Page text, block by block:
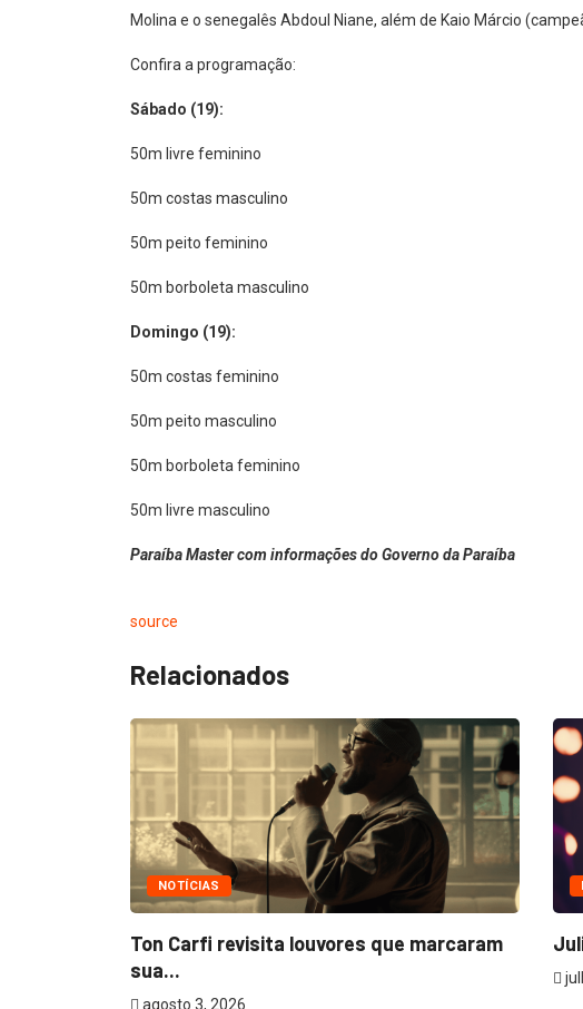
Molina e o senegalês Abdoul Niane, além de Kaio Márcio
Confira a programação:
Sábado (19):
50m livre feminino
50m costas masculino
50m peito feminino
50m borboleta masculino
Domingo (19):
50m costas feminino
50m peito masculino
50m borboleta feminino
50m livre masculino
Paraíba Master com informações do Governo da Paraíba
source
Relacionados
NOTÍCIAS
Ton Carfi revisita louvores que marcaram
sua...
agosto 3, 2026